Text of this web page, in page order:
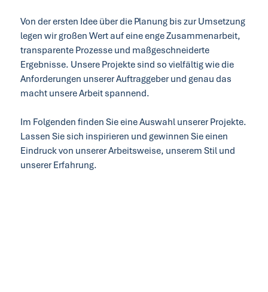
Von der ersten Idee über die Planung bis zur Umsetzung
legen wir großen Wert auf eine enge Zusammenarbeit,
transparente Prozesse und maßgeschneiderte
Ergebnisse. Unsere Projekte sind so vielfältig wie die
Anforderungen unserer Auftraggeber und genau das
macht unsere Arbeit spannend.
Im Folgenden finden Sie eine Auswahl unserer Projekte.
Lassen Sie sich inspirieren und gewinnen Sie einen
Eindruck von unserer Arbeitsweise, unserem Stil und
unserer Erfahrung.